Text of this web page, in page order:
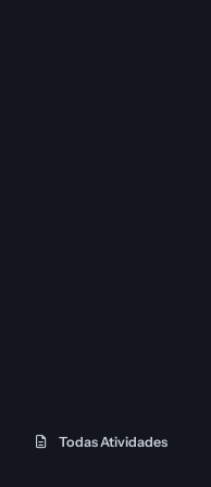
Todas Atividades